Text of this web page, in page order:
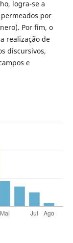
logra-se a
por
Por fim, o
realização de
discursivos,
e